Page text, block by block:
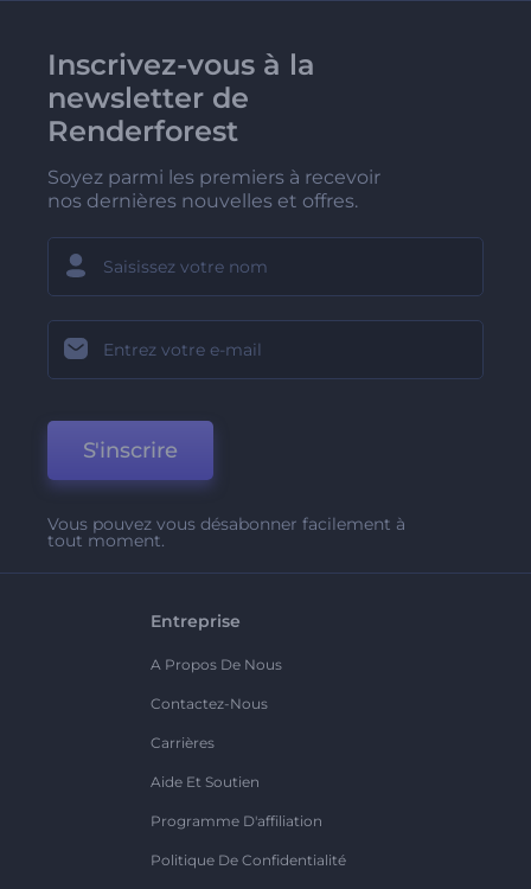
Inscrivez-vous à la
newsletter de
Renderforest
Soyez parmi les premiers à recevoir
nos dernières nouvelles et offres.
S'inscrire
Vous pouvez vous désabonner facilement à
tout moment.
Entreprise
A Propos De Nous
Contactez-Nous
Carrières
Aide Et Soutien
Programme D'affiliation
Politique De Confidentialité